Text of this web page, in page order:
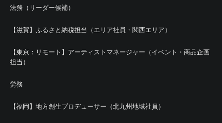
法務（リーダー候補）
【滋賀】ふるさと納税担当（エリア社員・関西エリア）
【東京：リモート】アーティストマネージャー（イベント・商品企画
担当）
労務
【福岡】地方創生プロデューサー（北九州地域社員）